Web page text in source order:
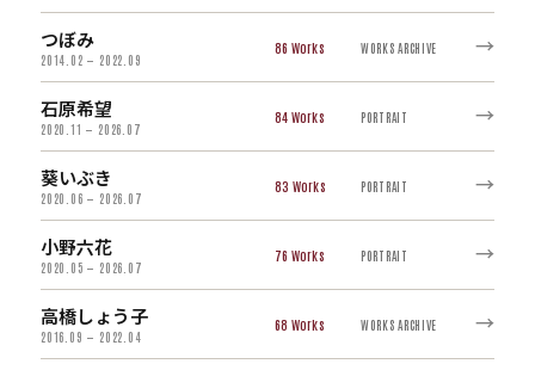
つぼみ
2014.02 — 2022.09
86 WORKS ARCHIVE →
石原希望
2020.11 — 2026.07
84 PORTRAIT →
葵いぶき
2020.06 — 2026.07
83 PORTRAIT →
小野六花
2020.05 — 2026.07
76 PORTRAIT →
高橋しょう子
2016.09 — 2022.04
68 WORKS ARCHIVE →